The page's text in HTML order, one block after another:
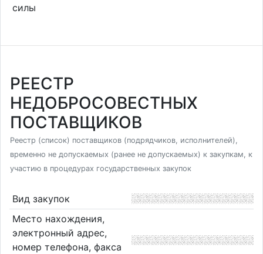
силы
РЕЕСТР
НЕДОБРОСОВЕСТНЫХ
ПОСТАВЩИКОВ
Реестр (список) поставщиков (подрядчиков, исполнителей),
временно не допускаемых (ранее не допускаемых) к закупкам, к
участию в процедурах государственных закупок
Вид закупок
Место нахождения,
электронный адрес,
номер телефона, факса